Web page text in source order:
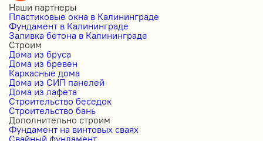
Наши партнеры
Пластиковые окна в Калининграде
Фундамент в Калининграде
Заливка бетона в Калининграде
Строим
Дома из бруса
Дома из бревен
Каркасные дома
Дома из СИП панелей
Дома из лафета
Строительство беседок
Строительство бань
Дополнительно строим
Фундамент на винтовых сваях
Свайный фундамент